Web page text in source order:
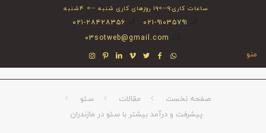
ساعات کاری:۹-->۱۹ روزهای کاری شنبه --> ۴شنبه
۰۲۱-۹۱۰۳۵۷۹۱
۰۲۱-۲۸۴۲۸۳۵۶
03sotweb@gmail.com
منو
صفحه نخست مقالات
سئو
پیشرفت و درآمد بیشتر با سئو در مازندران